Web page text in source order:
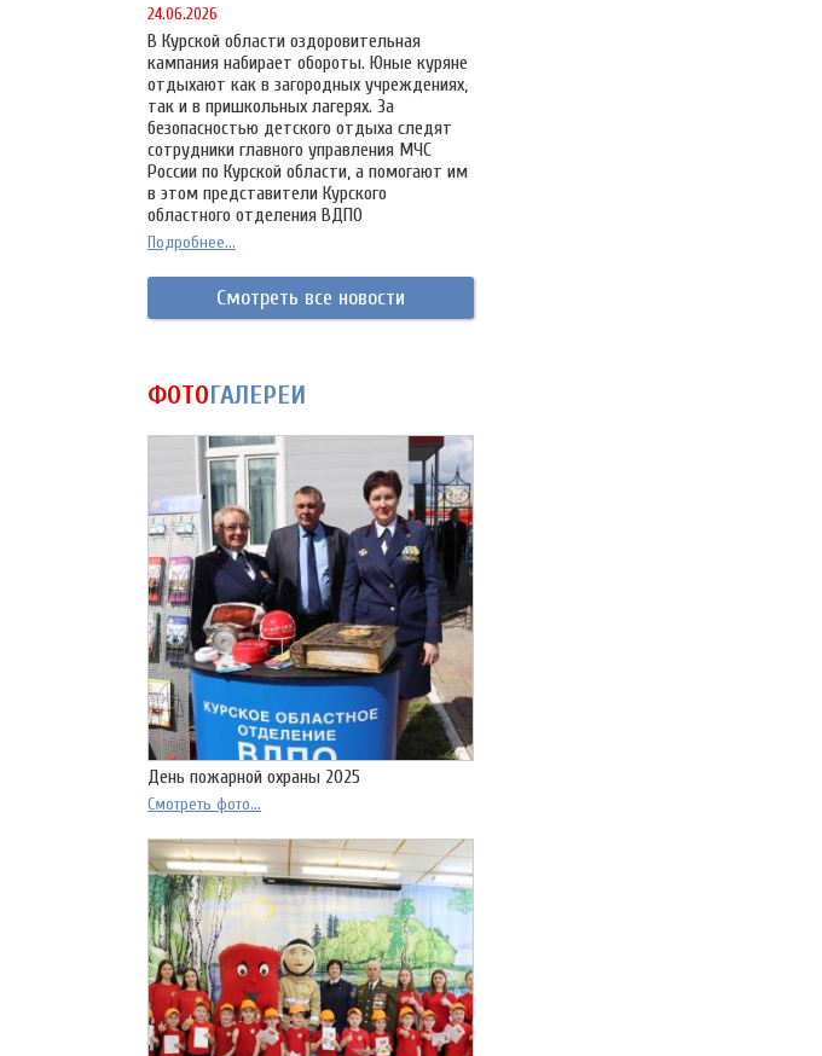
24.06.2026
В Курской области оздоровительная
кампания набирает обороты. Юные куряне
отдыхают как в загородных учреждениях,
так и в пришкольных лагерях. За
безопасностью детского отдыха следят
сотрудники главного управления МЧС
России по Курской области, а помогают им
в этом представители Курского
областного отделения ВДПО
Подробнее...
Смотреть все новости
ФОТОГАЛЕРЕИ
День пожарной охраны 2025
Смотреть фото...